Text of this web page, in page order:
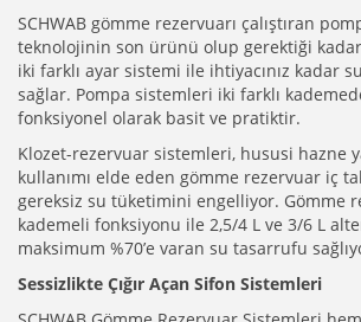
SCHWAB gömme rezervuarı çalıştıran
teknolojinin son ürünü olup gerektiği
iki farklı ayar sistemi ile ihtiyacınız kadar
sağlar. Pompa sistemleri iki farklı
fonksiyonel olarak basit ve pratiktir.
Klozet-rezervuar sistemleri, hususi hazne
kullanımı elde eden gömme rezervuar iç
gereksiz su tüketimini engelliyor. Gömme
kademeli fonksiyonu ile 2,5/4 L ve 3/6 L
maksimum %70’e varan su tasarrufu
Sessizlikte Çığır Açan Sifon Sistemleri